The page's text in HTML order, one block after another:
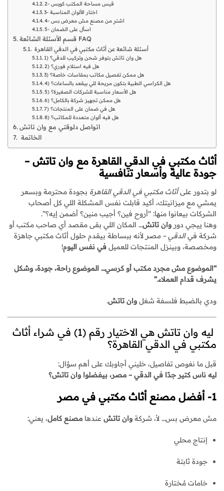
2- قيس مساحة المكتب كويس
3- اختار الألوان المناسبة
4- اشترِ من مصنع مش معرض بس
5- اسأل على الضمان
قسم الأسئلة الشائعة FAQ
أسئلة شائعة عن أثاث مكتبي في الدقي القاهرة
1) هل وان تاتش بتوفر شحن وتركيب للدقي؟
2) هل فيه استلام فوري؟
3) هل ممكن تفصيل مكاتب بمقاسات خاصة؟
4) هل الكراسي الطبية بتكون مريحة للي بيقعد بالساعات؟
5) هل الأسعار مناسبة للشركات الصغيرة؟
6) هل ممكن تجهيز شركة بالكامل؟
7) هل في ضمان على المنتجات؟
8) هل فيه ألوان متعددة للمكاتب؟
اتواصل دلوقتي مع وان تاتش
الخاتمة
أثاث مكتبي في الدقي القاهرة مع وان تاتش –
جودة عالية وأسعار تنافسية
لو بتدور علىأثاث مكتبي في الدقي القاهرة بجودة محترمة وبسعر
يمشي مع ميزانيتك، أكيد قابلت نفس المشكلة اللي كل أصحاب
الشركات بيعانوا منها: “أروح فين؟ أجيب منين؟ أضمن إيه؟”.
وهنا ييجي دور وان تاتش… المكان اللي بقى مقصد أي صاحب مكتب أو
شركة فيالدقي – مصر لأنه ببساطة بيقدم حلول أثاث مكتبي جاهزة
ومخصصة، وبينزل المنتجات للعميل في نفس اليوم!
“الموضوع مش مجرد مكتب أو كرسي… الموضوع راحة، جودة، وشكل
يشرف قدام العملاء.”
ودي بالضبط فلسفة شغل وان تاتش.
ليه وان تاتش هي الاختيار رقم (1) في شراء أثاث
مكتبي في الدقي القاهرة؟
قبل ما نغوص تفاصيل، خليني أجاوبك على أهم سؤال:
ليه ناس كتير جدًا في الدقي – مصر، بيفضلوا وان تاتش؟
1- أفضل مصنع أثاث مكتبي في مصر
مش معرض بس… لأ، شركة وان تاتش عندها مصنع كامل، يعني:
إنتاج محلي
جودة ثابتة
خامات مُختارة